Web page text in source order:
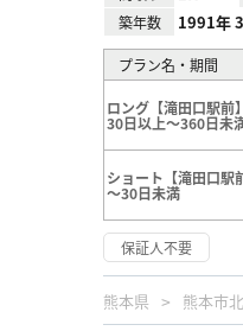
築年数 1991年
プラン名・期間
ロング【滝田口駅前】
30日以上～360日未
ショート【滝田口駅
～30日未満
保証人不要
熊本県 熊本市